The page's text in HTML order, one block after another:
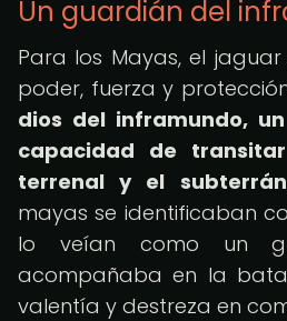
Un guardián del
Para los Mayas, el
poder, fuerza y
dios del inframundo,
capacidad de
terrenal y el
mayas se identificaban
lo veían como un
acompañaba en la
valentía y destreza en